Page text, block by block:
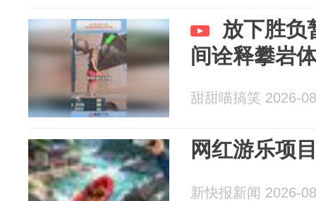
放下胜负
间诠释攀岩
甜甜喵搞笑 2026-
网红游乐项
新快报新闻 2026-